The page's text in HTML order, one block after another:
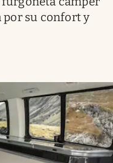
por su confort y